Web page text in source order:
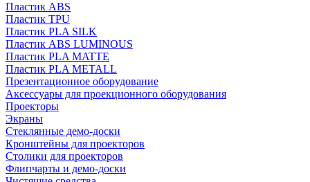
Пластик ABS
Пластик TPU
Пластик PLA SILK
Пластик ABS LUMINOUS
Пластик PLA MATTE
Пластик PLA METALL
Презентационное оборудование
Аксессуары для проекционного оборудования
Проекторы
Экраны
Стеклянные демо-доски
Кронштейны для проекторов
Столики для проекторов
Флипчарты и демо-доски